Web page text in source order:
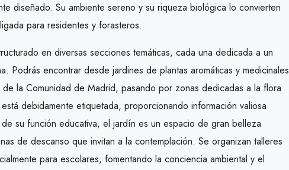
diseñado. Su ambiente sereno y su riqueza biológica lo convierten
para residentes y forasteros.
en diversas secciones temáticas, cada una dedicada a un
Podrás encontrar desde jardines de plantas aromáticas y medicinales
la Comunidad de Madrid, pasando por zonas dedicadas a la flora
debidamente etiquetada, proporcionando información valiosa
su función educativa, el jardín es un espacio de gran belleza
de descanso que invitan a la contemplación. Se organizan talleres
para escolares, fomentando la conciencia ambiental y el